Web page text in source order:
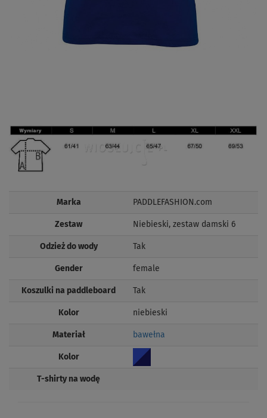
Marka PADDLEFASHION.com
Zestaw Niebieski, zestaw damski 6
Odzież do wody Tak
Gender female
Koszulki na paddleboard Tak
Kolor niebieski
Materiał bawełna
Kolor
T-shirty na wodę